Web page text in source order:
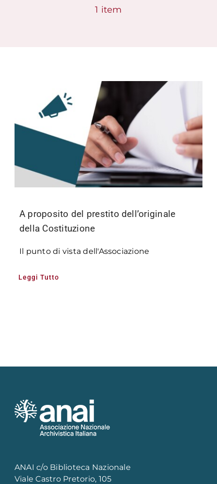
CERCA
1 item
A proposito del prestito dell’originale
della Costituzione
Il punto di vista dell'Associazione
Leggi Tutto
ANAI c/o Biblioteca Nazionale
Viale Castro Pretorio, 105